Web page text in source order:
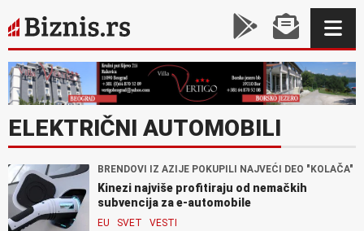
ELEKTRIČNI AUTOMOBILI
BRENDOVI IZ AZIJE POKUPILI NAJVEĆI DEO "KOLAČA"
Kinezi najviše profitiraju od nemačkih
subvencija za e-automobile
EU SVET VESTI